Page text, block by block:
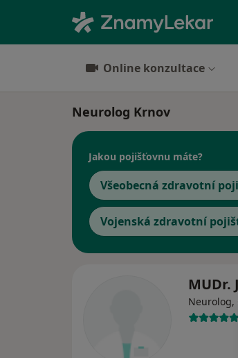
Online konzultace
Neurolog Krnov
Jakou pojišťovnu máte?
Všeobecná zdravotní
Vojenská zdravotní
MUDr.
Neurolog,